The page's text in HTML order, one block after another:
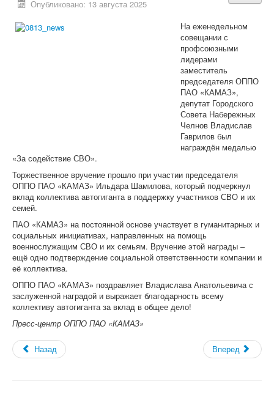
Комиссия ЦК Профсоюза по вопросам профсоюзного
информационной работы в Профсоюзе АСМ РФ
Комиссия ЦК Профсоюза АСМ РФ по социально-
экономическим вопросам и социальному партнерству
Формы отчетности
«СМИ»
Голос Профсоюза
Вестник Профсоюза ППО ОАО «УАЗ»
Вести Профсоюза ППО АО «АВТОВАЗ»
Газета "АВТОТОР"
Видеовыпуски новостей
Голос Профсоюза ЧООП
Конкурсы
Отраслевой конкурс
Опубликовано: 13 августа 2025
На еженедельном
совещании с
профсоюзными
лидерами
заместитель
председателя ОППО
ПАО «КАМАЗ»,
депутат Городского
Совета Набережных
Челнов Владислав
Гаврилов был
награждён медалью
«За содействие СВО».
Торжественное вручение прошло при участии председателя
ОППО ПАО «КАМАЗ» Ильдара Шамилова, который подчеркнул
вклад коллектива автогиганта в поддержку участников СВО и их
семей.
ПАО «КАМАЗ» на постоянной основе участвует в гуманитарных и
социальных инициативах, направленных на помощь
военнослужащим СВО и их семьям. Вручение этой награды –
ещё одно подтверждение социальной ответственности компании и
её коллектива.
ОППО ПАО «КАМАЗ» поздравляет Владислава Анатольевича с
заслуженной наградой и выражает благодарность всему
коллективу автогиганта за вклад в общее дело!
Пресс-центр ОППО ПАО «КАМАЗ»
Назад Вперед